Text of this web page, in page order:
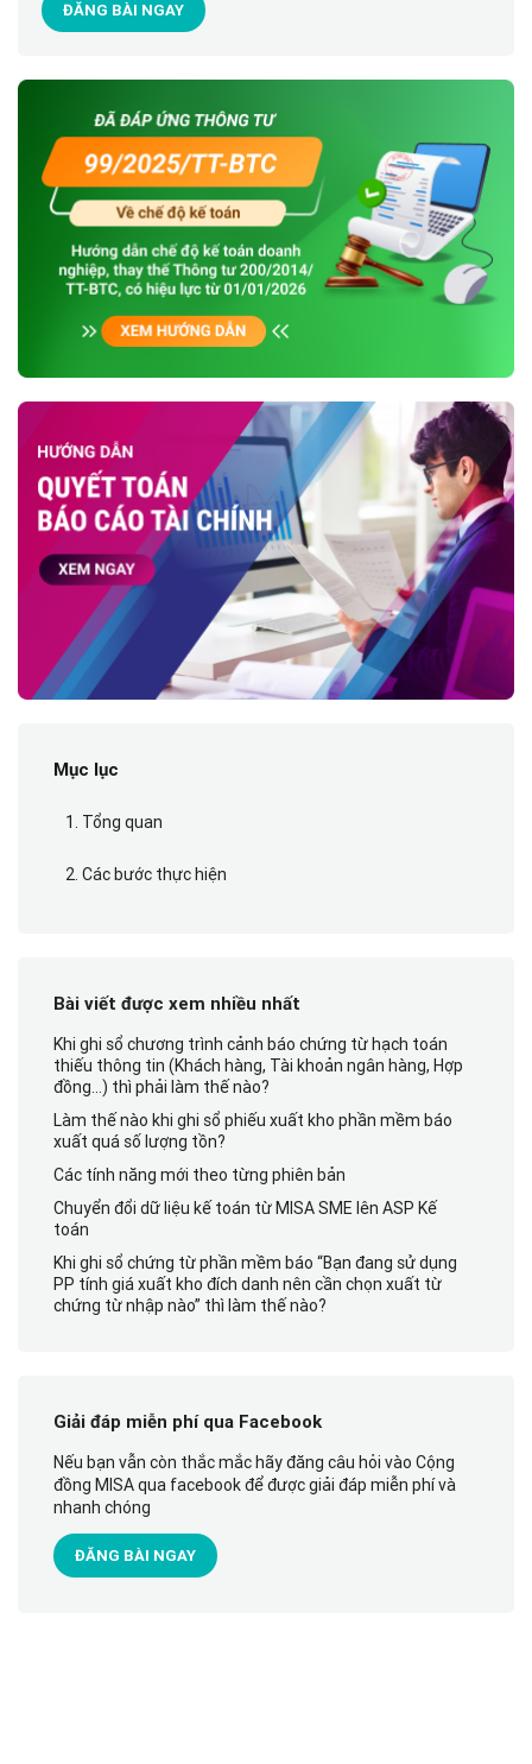
ĐĂNG BÀI NGAY
Mục lục
1. Tổng quan
2. Các bước thực hiện
Bài viết được xem nhiều nhất
Khi ghi sổ chương trình cảnh báo chứng từ hạch toán
thiếu thông tin (Khách hàng, Tài khoản ngân hàng, Hợp
đồng…) thì phải làm thế nào?
Làm thế nào khi ghi sổ phiếu xuất kho phần mềm báo
xuất quá số lượng tồn?
Các tính năng mới theo từng phiên bản
Chuyển đổi dữ liệu kế toán từ MISA SME lên ASP Kế
toán
Khi ghi sổ chứng từ phần mềm báo “Bạn đang sử dụng
PP tính giá xuất kho đích danh nên cần chọn xuất từ
chứng từ nhập nào” thì làm thế nào?
Giải đáp miễn phí qua Facebook
Nếu bạn vẫn còn thắc mắc hãy đăng câu hỏi vào Cộng
đồng MISA qua facebook để được giải đáp miễn phí và
nhanh chóng
ĐĂNG BÀI NGAY